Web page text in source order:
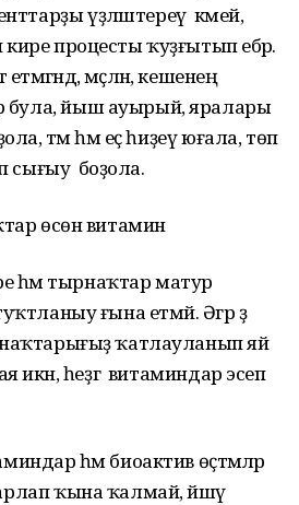
үҙләштереү кәмей, ә
процесты ҡуҙғытып ебәрә.
мәҫәлән, кешенең
була, йыш ауырый, яралары
тәм һәм еҫ һиҙеү юғала, төп
сығыу боҙола.
өсөн витамин
һәм тырнаҡтар матур
ғына етмәй. Әгәр ҙә
ҡатлауланып яй
икән, һеҙгә витаминдар эсеп
һәм биоактив өҫтәмәләр
ҡына ҡалмай, йәшәү